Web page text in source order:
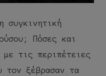
συγκινητική
Πόσες και
τις περιπέτειες
τον ξέβρασαν τα